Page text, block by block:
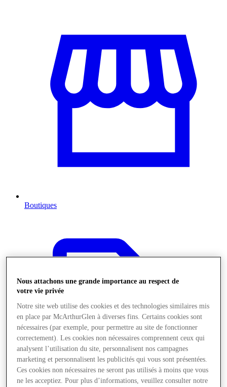
Boutiques
Nous attachons une grande importance au respect de
votre vie privée
Notre site web utilise des cookies et des technologies similaires mis
en place par McArthurGlen à diverses fins. Certains cookies sont
nécessaires (par exemple, pour permettre au site de fonctionner
correctement). Les cookies non nécessaires comprennent ceux qui
analysent l’utilisation du site, personnalisent nos campagnes
marketing et personnalisent les publicités qui vous sont présentées.
Ces cookies non nécessaires ne seront pas utilisés à moins que vous
ne les acceptiez. Pour plus d’informations, veuillez consulter notre